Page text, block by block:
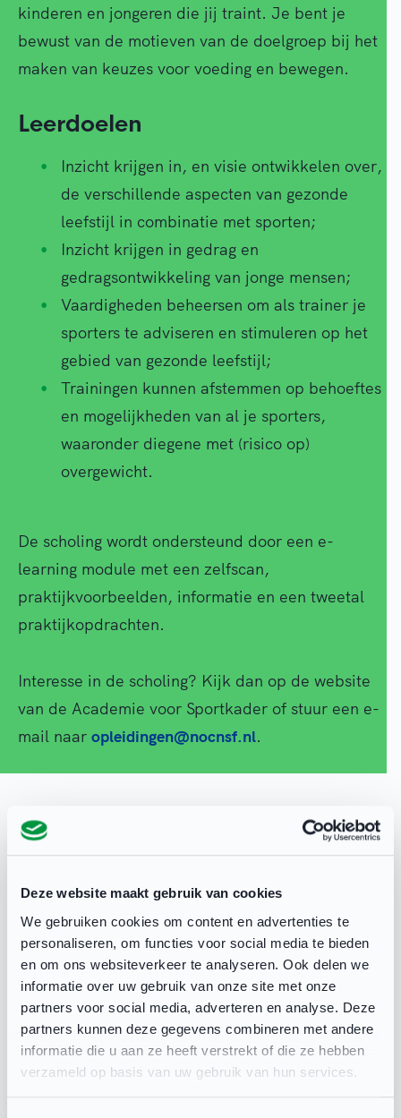
Deze website maakt gebruik van cookies
We gebruiken cookies om content en advertenties te
personaliseren, om functies voor social media te bieden
en om ons websiteverkeer te analyseren. Ook delen we
informatie over uw gebruik van onze site met onze
partners voor social media, adverteren en analyse. Deze
partners kunnen deze gegevens combineren met andere
informatie die u aan ze heeft verstrekt of die ze hebben
verzameld op basis van uw gebruik van hun services.
kinderen en jongeren die jij traint. Je bent je
bewust van de motieven van de doelgroep bij het
maken van keuzes voor voeding en bewegen.
Leerdoelen
Inzicht krijgen in, en visie ontwikkelen over,
de verschillende aspecten van gezonde
leefstijl in combinatie met sporten;
Inzicht krijgen in gedrag en
gedragsontwikkeling van jonge mensen;
Vaardigheden beheersen om als trainer je
sporters te adviseren en stimuleren op het
gebied van gezonde leefstijl;
Trainingen kunnen afstemmen op behoeftes
en mogelijkheden van al je sporters,
waaronder diegene met (risico op)
overgewicht.
De scholing wordt ondersteund door een e-
learning module met een zelfscan,
praktijkvoorbeelden, informatie en een tweetal
praktijkopdrachten.
Interesse in de scholing? Kijk dan op de website
van de Academie voor Sportkader of stuur een e-
mail naar opleidingen@nocnsf.nl.
Deel deze pagina